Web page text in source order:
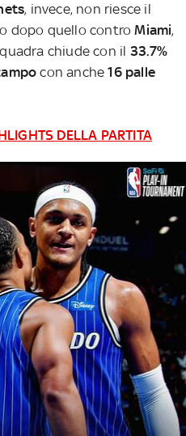
, invece, non riesce il
dopo quello controMiami,
chiude con il 33.7%
con anche16 palle
DELLA PARTITA